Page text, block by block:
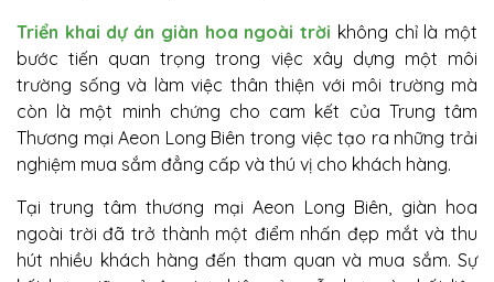
Triển khai dự án giàn hoa ngoài trời không chỉ là một
bước tiến quan trọng trong việc xây dựng một môi
trường sống và làm việc thân thiện với môi trường mà
còn là một minh chứng cho cam kết của Trung tâm
Thương mại Aeon Long Biên trong việc tạo ra những trải
nghiệm mua sắm đẳng cấp và thú vị cho khách hàng.
Tại trung tâm thương mại Aeon Long Biên, giàn hoa
ngoài trời đã trở thành một điểm nhấn đẹp mắt và thu
hút nhiều khách hàng đến tham quan và mua sắm. Sự